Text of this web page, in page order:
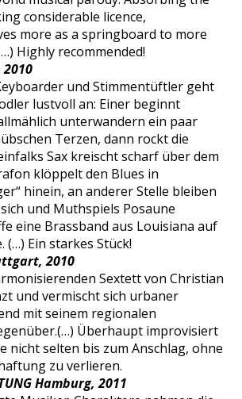
considerable licence,
more as a springboard to more
Highly recommended!
2010
und Stimmentüftler geht
lustvoll an: Einer beginnt
unterwandern ein paar
Terzen, dann rockt die
Sax kreischt scharf über dem
klöppelt den Blues in
hinein, an anderer Stelle bleiben
und Muthspiels Posaune
eine Brassband aus Louisiana auf
(…) Ein starkes Stück!
2010
Sextett von Christian
und vermischt sich urbaner
mit seinem regionalen
Überhaupt improvisiert
nicht selten bis zum Anschlag, ohne
zu verlieren.
Hamburg, 2011